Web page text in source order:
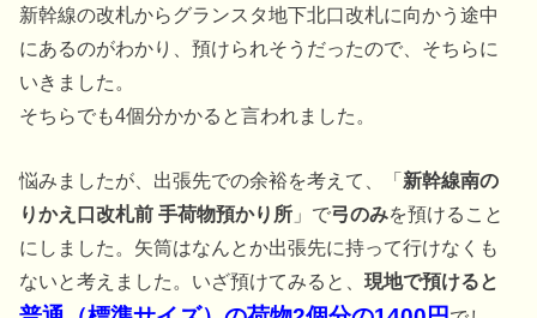
新幹線の改札からグランスタ地下北口改札に向かう途中
にあるのがわかり、預けられそうだったので、そちらに
いきました。
そちらでも4個分かかると言われました。
悩みましたが、出張先での余裕を考えて、「新幹線南の
りかえ口改札前 手荷物預かり所 」で弓のみを預けること
にしました。矢筒はなんとか出張先に持って行けなくも
ないと考えました。いざ預けてみると、現地で預けると